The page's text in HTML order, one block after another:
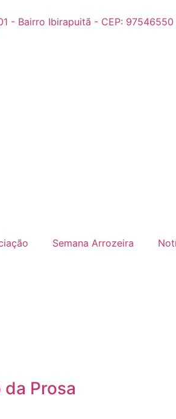
- Bairro Ibirapuitã - CEP:
Semana Arrozeira
Prosa